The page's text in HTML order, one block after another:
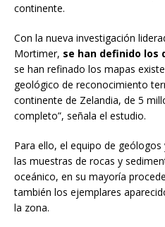
continente.
Con la nueva investigación
Mortimer, se han definido
se han refinado los mapas
geológico de reconocimiento
continente de Zelandia, de 5
completo”, señala el estudio.
Para ello, el equipo de
las muestras de rocas y
oceánico, en su mayoría
también los ejemplares
la zona.